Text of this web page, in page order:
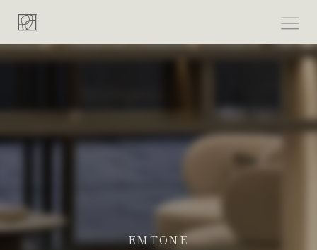
主
要
EMTONE